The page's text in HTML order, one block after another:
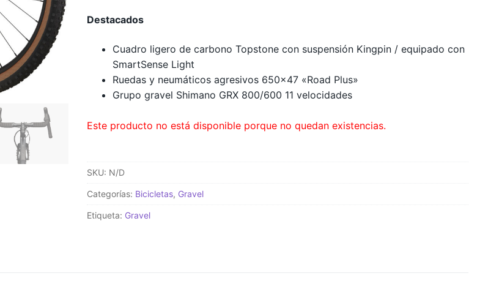
Destacados
Cuadro ligero de carbono Topstone con suspensión Kingpin / equipado con
SmartSense Light
Ruedas y neumáticos agresivos 650×47 «Road Plus»
Grupo gravel Shimano GRX 800/600 11 velocidades
Este producto no está disponible porque no quedan existencias.
SKU: N/D
Categorías: Bicicletas, Gravel
Etiqueta: Gravel